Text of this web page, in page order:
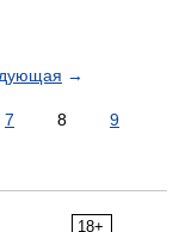
→
7 8
9
18+